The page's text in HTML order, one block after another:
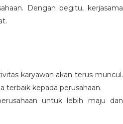
Dengan begitu, kerjasama
karyawan akan terus muncul.
terbaik kepada perusahaan.
untuk lebih maju dan